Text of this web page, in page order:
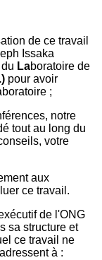
de ce travail
Issaka
Laboratoire de
pour avoir
;
notre
tout au long du
votre
aux
ce travail.
de l'ONG
sa structure et
ce travail ne
à :